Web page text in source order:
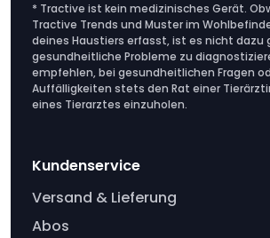
* Tractive ist kein medizinisches Gerät.
Tractive Trends und Muster im
deines Haustiers erfasst, ist es nicht dazu
gesundheitliche Probleme zu
empfehlen, bei gesundheitlichen Fragen
Auffälligkeiten stets den Rat einer
eines Tierarztes einzuholen.
Kundenservice
Versand & Lieferung
Abos